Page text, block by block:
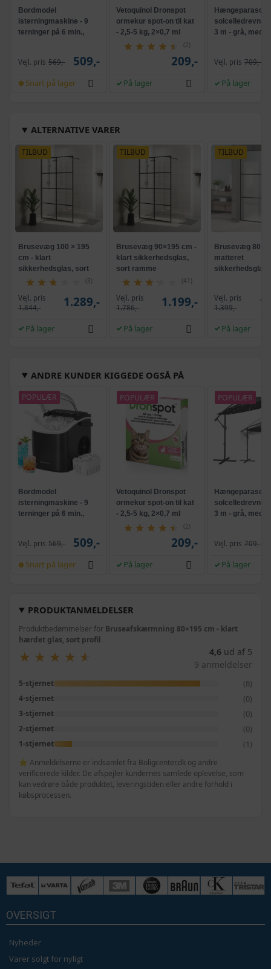
PRODUKTANMELDELSER
Produktbedømmelser for Bruseafskærmning 80×195 cm - klart
hærdet glas, sort profil
★
★ ★
★ ★
★ ★
★ ★
★ 4,6 ud af 5
9 anmeldelser
5-stjernet (8)
4-stjernet (0)
3-stjernet (0)
2-stjernet (0)
1-stjernet (1)
⭐ Anmeldelserne er indsamlet fra Boligcenter.dk og andre
verificerede kilder. De afspejler kundernes samlede oplevelse, som
kan vedrøre både produktet, leveringstiden eller andre forhold i
købsprocessen.
Bordmodel
isterningmaskine - 9
terninger på 6 min.,
Vejl. pris 569,- 509,-
Snart på lager
Vetoquinol Dronspot
ormekur spot-on til kat
- 2,5-5 kg, 2×0,7 ml
(2)
209,-
På lager
Hængeparasols
solcelledrevne
3 m - grå, med
Vejl. pris 709,-
På lager
ALTERNATIVE VARER
TILBUD
Brusevæg 100 × 195
cm - klart
sikkerhedsglas, sort
ramme
(3)
Vejl. pris
1.844,-
1.289,-
På lager
TILBUD
Brusevæg 90×195 cm -
klart sikkerhedsglas,
sort ramme
(41)
Vejl. pris
1.786,-
1.199,-
På lager
TILBUD
Brusevæg
matteret
sikkerhedsglas,
Vejl. pris
1.399,-
På lager
ANDRE KUNDER KIGGEDE OGSÅ PÅ
POPULÆR
Bordmodel
isterningmaskine - 9
terninger på 6 min.,
Vejl. pris 569,- 509,-
Snart på lager
POPULÆR
Vetoquinol Dronspot
ormekur spot-on til kat
- 2,5-5 kg, 2×0,7 ml
(2)
209,-
På lager
POPULÆR
Hængeparasols
solcelledrevne
3 m - grå, med
Vejl. pris 709,-
På lager
OVERSIGT
Nyheder
Varer solgt for nyligt